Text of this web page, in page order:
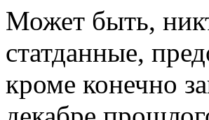
Может быть,
статданные,
кроме конечно